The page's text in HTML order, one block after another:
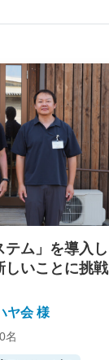
テム」を導入し
しいことに挑戦
ヤ会 様
名